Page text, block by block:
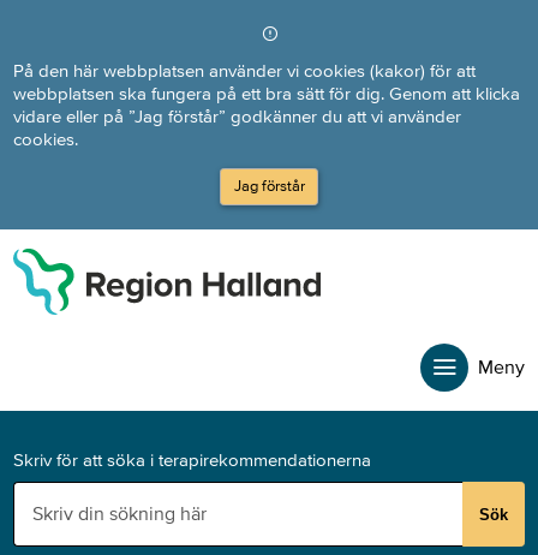
På den här webbplatsen använder vi cookies (kakor) för att
webbplatsen ska fungera på ett bra sätt för dig. Genom att klicka
vidare eller på ”Jag förstår” godkänner du att vi använder
cookies.
Jag förstår
Meny
Skriv för att söka i terapirekommendationerna
Sök